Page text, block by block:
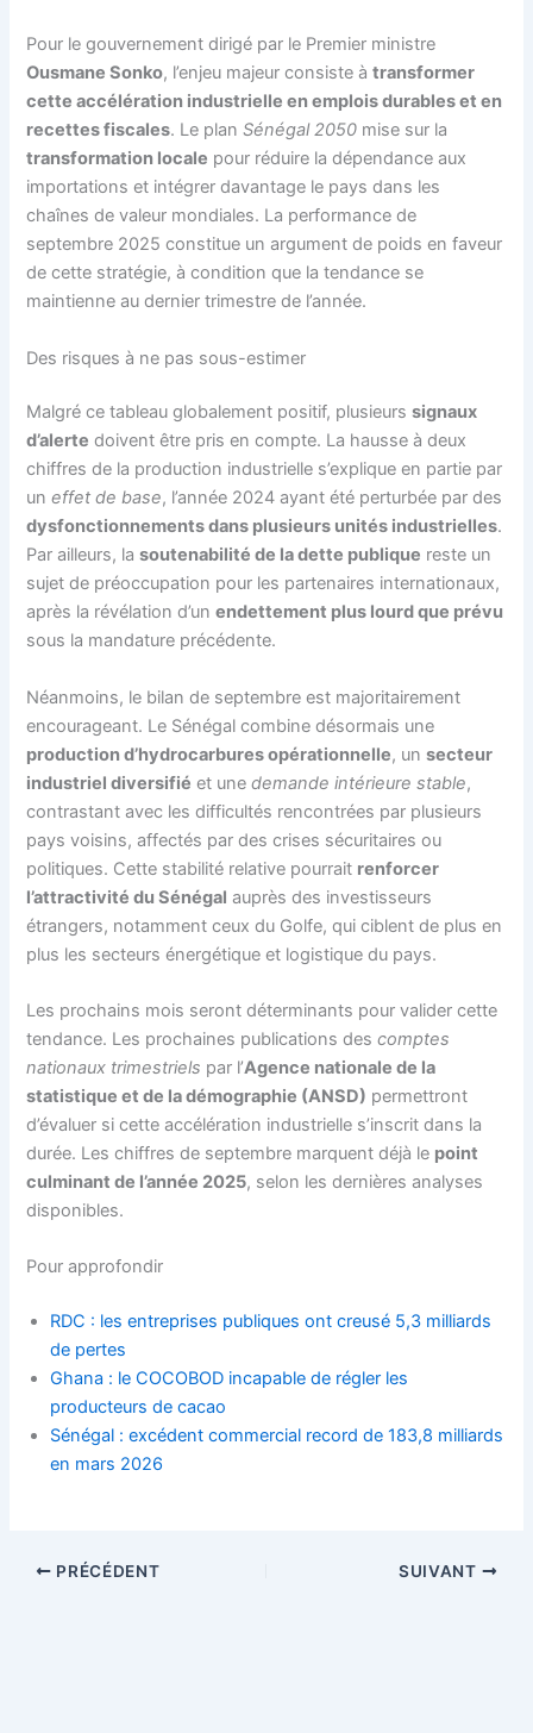
Pour le gouvernement dirigé par le Premier ministre
Ousmane Sonko, l’enjeu majeur consiste àtransformer
cette accélération industrielle en emplois durables et en
recettes fiscales. Le planSénégal 2050 mise sur la
transformation locale pour réduire la dépendance aux
importations et intégrer davantage le pays dans les
chaînes de valeur mondiales. La performance de
septembre 2025 constitue un argument de poids en faveur
de cette stratégie, à condition que la tendance se
maintienne au dernier trimestre de l’année.
Des risques à ne pas sous-estimer
Malgré ce tableau globalement positif, plusieurssignaux
d’alerte doivent être pris en compte. La hausse à deux
chiffres de la production industrielle s’explique en partie par
uneffet de base, l’année 2024 ayant été perturbée par des
dysfonctionnements dans plusieurs unités industrielles.
Par ailleurs, lasoutenabilité de la dette publique reste un
sujet de préoccupation pour les partenaires internationaux,
après la révélation d’unendettement plus lourd que prévu
sous la mandature précédente.
Néanmoins, le bilan de septembre est majoritairement
encourageant. Le Sénégal combine désormais une
production d’hydrocarbures opérationnelle, unsecteur
industriel diversifié et unedemande intérieure stable,
contrastant avec les difficultés rencontrées par plusieurs
pays voisins, affectés par des crises sécuritaires ou
politiques. Cette stabilité relative pourrait renforcer
l’attractivité du Sénégal auprès des investisseurs
étrangers, notamment ceux du Golfe, qui ciblent de plus en
plus les secteurs énergétique et logistique du pays.
Les prochains mois seront déterminants pour valider cette
tendance. Les prochaines publications descomptes
nationaux trimestriels par l’Agence nationale de la
statistique et de la démographie (ANSD) permettront
d’évaluer si cette accélération industrielle s’inscrit dans la
durée. Les chiffres de septembre marquent déjà le point
culminant de l’année 2025, selon les dernières analyses
disponibles.
Pour approfondir
RDC : les entreprises publiques ont creusé 5,3 milliards
de pertes
Ghana : le COCOBOD incapable de régler les
producteurs de cacao
Sénégal : excédent commercial record de 183,8 milliards
en mars 2026
PRÉCÉDENT SUIVANT